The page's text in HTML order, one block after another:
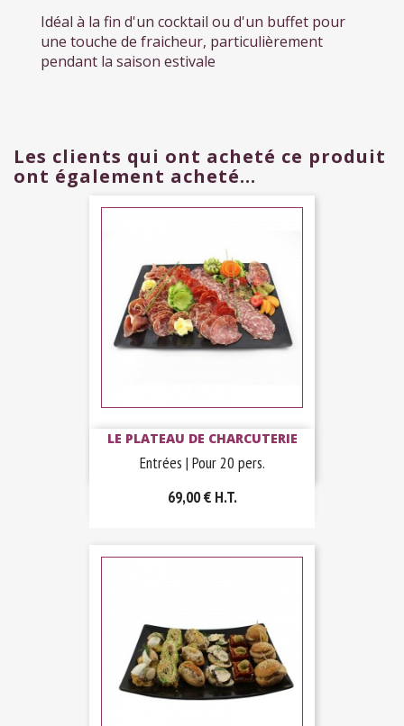
Idéal à la fin d'un cocktail ou d'un buffet pour
une touche de fraicheur, particulièrement
pendant la saison estivale
Les clients qui ont acheté ce produit
ont également acheté...
LE PLATEAU DE CHARCUTERIE
Entrées | Pour 20 pers.
69,00 € H.T.